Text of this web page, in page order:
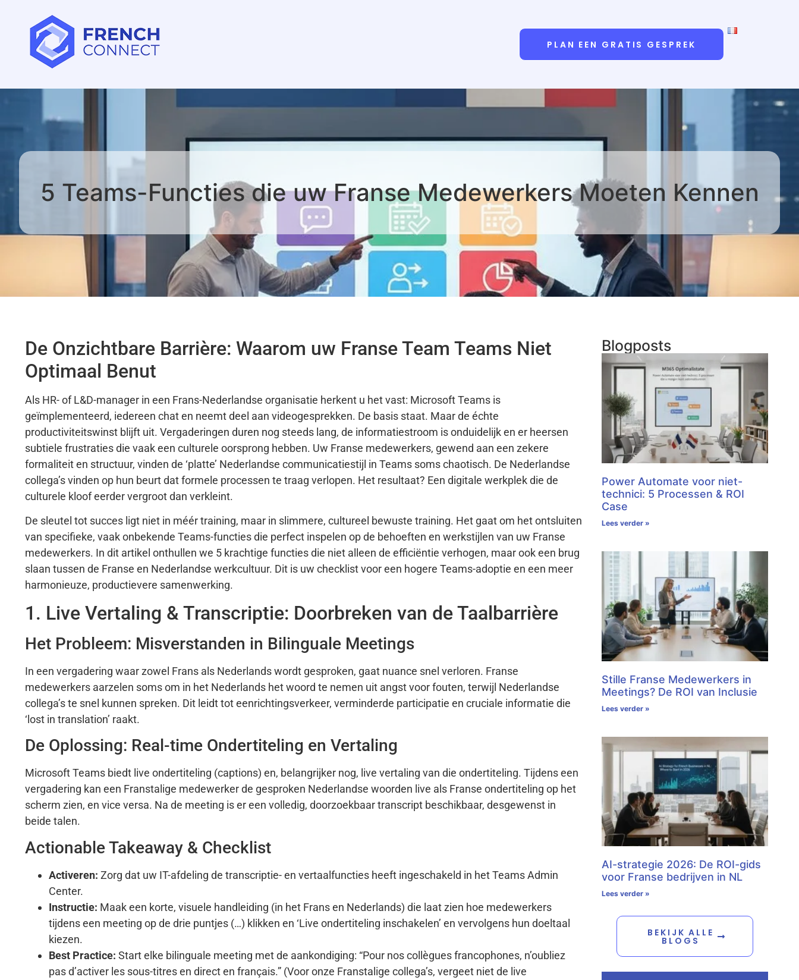
PLAN EEN GRATIS GESPREK
5 Teams-Functies die uw Franse Medewerkers Moeten Kennen
De Onzichtbare Barrière: Waarom uw Franse Team Teams Niet
Optimaal Benut
Als HR- of L&D-manager in een Frans-Nederlandse organisatie herkent u het vast: Microsoft Teams is
geïmplementeerd, iedereen chat en neemt deel aan videogesprekken. De basis staat. Maar de échte
productiviteitswinst blijft uit. Vergaderingen duren nog steeds lang, de informatiestroom is onduidelijk en er heersen
subtiele frustraties die vaak een culturele oorsprong hebben. Uw Franse medewerkers, gewend aan een zekere
formaliteit en structuur, vinden de ‘platte’ Nederlandse communicatiestijl in Teams soms chaotisch. De Nederlandse
collega’s vinden op hun beurt dat formele processen te traag verlopen. Het resultaat? Een digitale werkplek die de
culturele kloof eerder vergroot dan verkleint.
De sleutel tot succes ligt niet in méér training, maar in slimmere, cultureel bewuste training. Het gaat om het ontsluiten
van specifieke, vaak onbekende Teams-functies die perfect inspelen op de behoeften en werkstijlen van uw Franse
medewerkers. In dit artikel onthullen we 5 krachtige functies die niet alleen de efficiëntie verhogen, maar ook een brug
slaan tussen de Franse en Nederlandse werkcultuur. Dit is uw checklist voor een hogere Teams-adoptie en een meer
harmonieuze, productievere samenwerking.
1. Live Vertaling & Transcriptie: Doorbreken van de Taalbarrière
Het Probleem: Misverstanden in Bilinguale Meetings
In een vergadering waar zowel Frans als Nederlands wordt gesproken, gaat nuance snel verloren. Franse
medewerkers aarzelen soms om in het Nederlands het woord te nemen uit angst voor fouten, terwijl Nederlandse
collega’s te snel kunnen spreken. Dit leidt tot eenrichtingsverkeer, verminderde participatie en cruciale informatie die
‘lost in translation’ raakt.
De Oplossing: Real-time Ondertiteling en Vertaling
Microsoft Teams biedt live ondertiteling (captions) en, belangrijker nog, live vertaling van die ondertiteling. Tijdens een
vergadering kan een Franstalige medewerker de gesproken Nederlandse woorden live als Franse ondertiteling op het
scherm zien, en vice versa. Na de meeting is er een volledig, doorzoekbaar transcript beschikbaar, desgewenst in
beide talen.
Actionable Takeaway & Checklist
Activeren: Zorg dat uw IT-afdeling de transcriptie- en vertaalfuncties heeft ingeschakeld in het Teams Admin
Center.
Instructie: Maak een korte, visuele handleiding (in het Frans en Nederlands) die laat zien hoe medewerkers
tijdens een meeting op de drie puntjes (…) klikken en ‘Live ondertiteling inschakelen’ en vervolgens hun doeltaal
kiezen.
Best Practice: Start elke bilinguale meeting met de aankondiging: “Pour nos collègues francophones, n’oubliez
pas d’activer les sous-titres en direct en français.” (Voor onze Franstalige collega’s, vergeet niet de live
Blogposts
Power Automate voor niet-
technici: 5 Processen & ROI
Case
Lees verder »
Stille Franse Medewerkers in
Meetings? De ROI van Inclusie
Lees verder »
AI-strategie 2026: De ROI-gids
voor Franse bedrijven in NL
Lees verder »
BEKIJK ALLE
BLOGS